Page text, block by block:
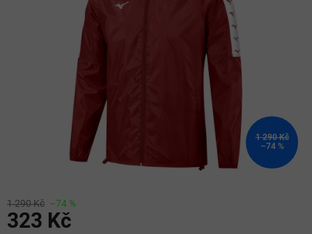
hvězdiček.
1 290 Kč
–74 %
1 290 Kč –74 %
323 Kč